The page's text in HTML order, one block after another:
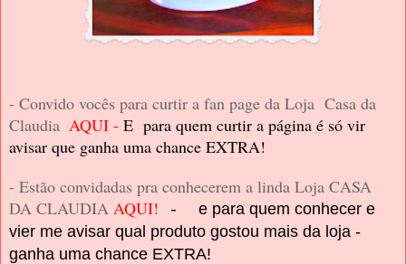
- Convido vocês para curtir a fan page da Loja Casa da
Claudia AQUI - E para quem curtir a página é só vir
avisar que ganha uma chance EXTRA!
- Estão convidadas pra conhecerem a linda Loja CASA
DA CLAUDIA AQUI! - e para quem conhecer e
vier me avisar qual produto gostou mais da loja -
ganha uma chance EXTRA!